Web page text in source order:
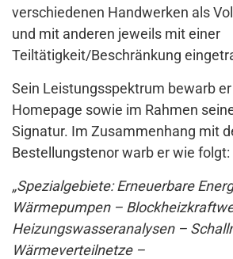
verschiedenen Handwerken als
und mit anderen jeweils mit einer
Teiltätigkeit/Beschränkung
Sein Leistungsspektrum bewarb
Homepage sowie im Rahmen
Signatur. Im Zusammenhang mit
Bestellungstenor warb er wie folgt:
„Spezialgebiete: Erneuerbare
Wärmepumpen –
Heizungswasseranalysen –
Wärmeverteilnetze –